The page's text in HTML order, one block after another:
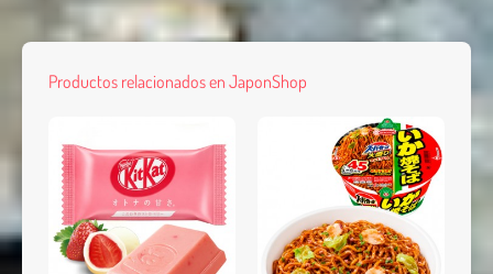
Productos relacionados en JaponShop